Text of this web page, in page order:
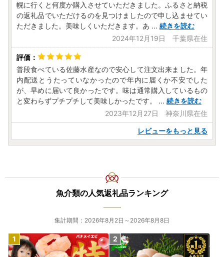
幌に行くと何度か購入させていただきました。ふるさと納税
の返礼品でいただけるのを見つけましたので申し込ませてい
ただきました。美味しくいただきます。あ ... 続きを読む
2024年12月19日 千葉県在住
普段食べている佐藤水産なので安心して注文出来ました。年
内配送とうたっていなかったので年内に届くか不安でした
が、早めに届いて良かったです。味は通常購入しているもの
と変わらずプチプチして美味しかったです。
... 続きを読む
2023年12月27日 神奈川県在住
レビューをもっと見る
魚介類の人気返礼品ランキング
集計期間：2026年8月2日～2026年8月8日